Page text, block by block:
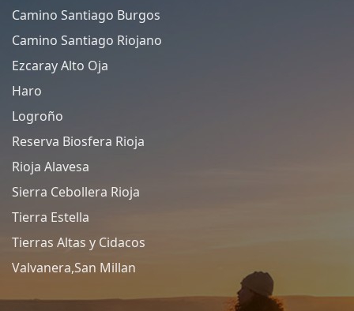
Camino Santiago Burgos
Camino Santiago Riojano
Ezcaray Alto Oja
Haro
Logroño
Reserva Biosfera Rioja
Rioja Alavesa
Sierra Cebollera Rioja
Tierra Estella
Tierras Altas y Cidacos
Valvanera,San Millan